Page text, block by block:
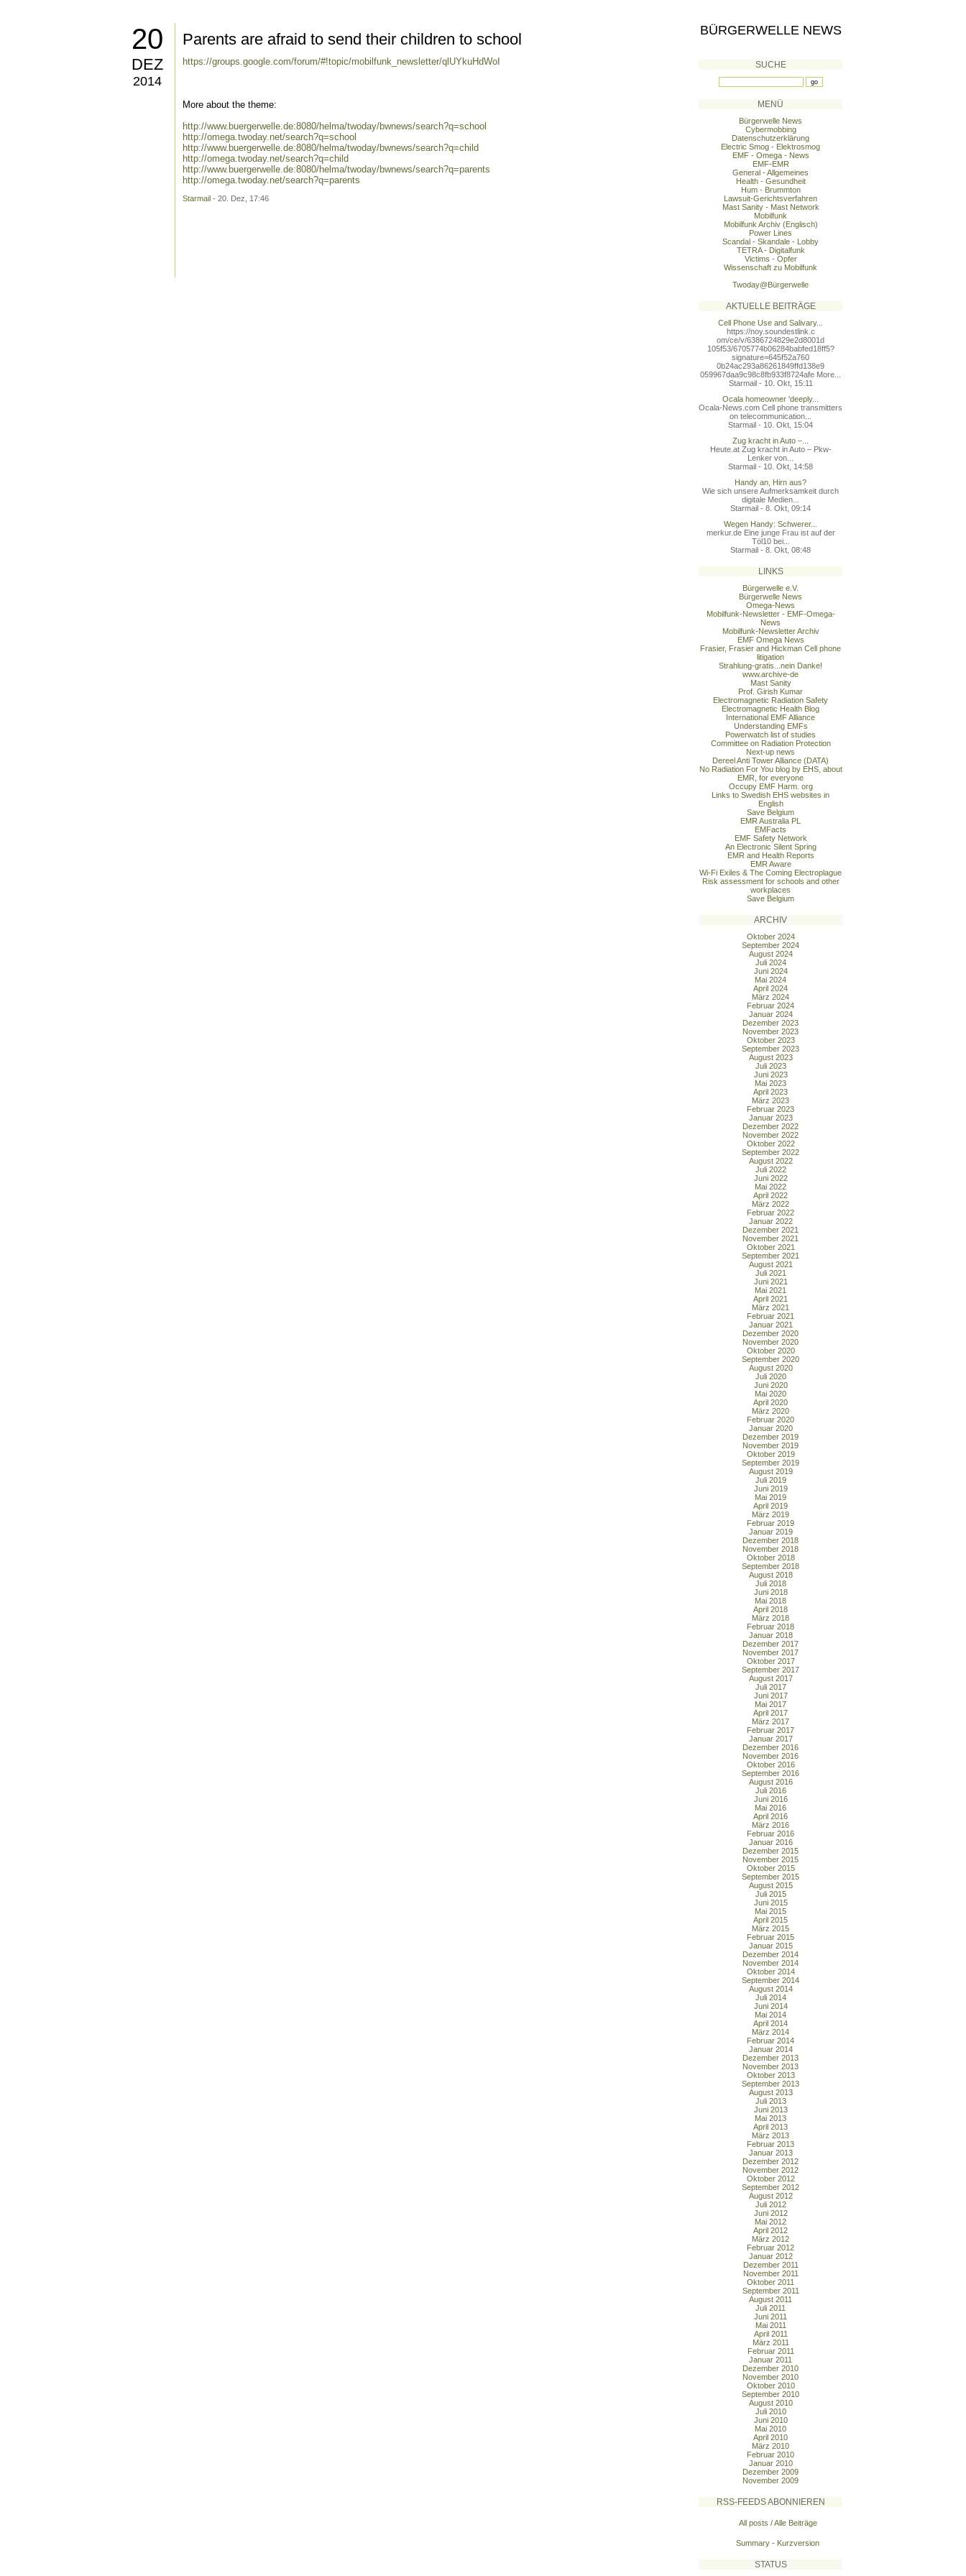
20
DEZ
2014
Parents are afraid to send their children to school
https://groups.google.com/forum/#!topic/mobilfunk_newsletter/qlUYkuHdWoI
More about the theme:
http://www.buergerwelle.de:8080/helma/twoday/bwnews/search?q=school
http://omega.twoday.net/search?q=school
http://www.buergerwelle.de:8080/helma/twoday/bwnews/search?q=child
http://omega.twoday.net/search?q=child
http://www.buergerwelle.de:8080/helma/twoday/bwnews/search?q=parents
http://omega.twoday.net/search?q=parents
Starmail - 20. Dez, 17:46
BÜRGERWELLE NEWS
SUCHE
MENÜ
Bürgerwelle News
Cybermobbing
Datenschutzerklärung
Electric Smog - Elektrosmog
EMF - Omega - News
EMF-EMR
General - Allgemeines
Health - Gesundheit
Hum - Brummton
Lawsuit-Gerichtsverfahren
Mast Sanity - Mast Network
Mobilfunk
Mobilfunk Archiv (Englisch)
Power Lines
Scandal - Skandale - Lobby
TETRA - Digitalfunk
Victims - Opfer
Wissenschaft zu Mobilfunk
Twoday@Bürgerwelle
AKTUELLE BEITRÄGE
Cell Phone Use and Salivary...
https://noy.soundestlink.c
om/ce/v/6386724829e2d8001d
105f53/6705774b06284babfed18ff5?
signature=645f52a760
0b24ac293a86261849ffd138e9
059967daa9c98c8fb933f8724afe More...
Starmail - 10. Okt, 15:11
Ocala homeowner 'deeply...
Ocala-News.com Cell phone transmitters
on telecommunication...
Starmail - 10. Okt, 15:04
Zug kracht in Auto –...
Heute.at Zug kracht in Auto – Pkw-
Lenker von...
Starmail - 10. Okt, 14:58
Handy an, Hirn aus?
Wie sich unsere Aufmerksamkeit durch
digitale Medien...
Starmail - 8. Okt, 09:14
Wegen Handy: Schwerer...
merkur.de Eine junge Frau ist auf der
Töl10 bei...
Starmail - 8. Okt, 08:48
LINKS
Bürgerwelle e.V.
Bürgerwelle News
Omega-News
Mobilfunk-Newsletter - EMF-Omega-
News
Mobilfunk-Newsletter Archiv
EMF Omega News
Frasier, Frasier and Hickman Cell phone
litigation
Strahlung-gratis...nein Danke!
www.archive-de
Mast Sanity
Prof. Girish Kumar
Electromagnetic Radiation Safety
Electromagnetic Health Blog
International EMF Alliance
Understanding EMFs
Powerwatch list of studies
Committee on Radiation Protection
Next-up news
Dereel Anti Tower Alliance (DATA)
No Radiation For You blog by EHS, about
EMR, for everyone
Occupy EMF Harm. org
Links to Swedish EHS websites in
English
Save Belgium
EMR Australia PL
EMFacts
EMF Safety Network
An Electronic Silent Spring
EMR and Health Reports
EMR Aware
Wi-Fi Exiles & The Coming Electroplague
Risk assessment for schools and other
workplaces
Save Belgium
ARCHIV
Oktober 2024
September 2024
August 2024
Juli 2024
Juni 2024
Mai 2024
April 2024
März 2024
Februar 2024
Januar 2024
Dezember 2023
November 2023
Oktober 2023
September 2023
August 2023
Juli 2023
Juni 2023
Mai 2023
April 2023
März 2023
Februar 2023
Januar 2023
Dezember 2022
November 2022
Oktober 2022
September 2022
August 2022
Juli 2022
Juni 2022
Mai 2022
April 2022
März 2022
Februar 2022
Januar 2022
Dezember 2021
November 2021
Oktober 2021
September 2021
August 2021
Juli 2021
Juni 2021
Mai 2021
April 2021
März 2021
Februar 2021
Januar 2021
Dezember 2020
November 2020
Oktober 2020
September 2020
August 2020
Juli 2020
Juni 2020
Mai 2020
April 2020
März 2020
Februar 2020
Januar 2020
Dezember 2019
November 2019
Oktober 2019
September 2019
August 2019
Juli 2019
Juni 2019
Mai 2019
April 2019
März 2019
Februar 2019
Januar 2019
Dezember 2018
November 2018
Oktober 2018
September 2018
August 2018
Juli 2018
Juni 2018
Mai 2018
April 2018
März 2018
Februar 2018
Januar 2018
Dezember 2017
November 2017
Oktober 2017
September 2017
August 2017
Juli 2017
Juni 2017
Mai 2017
April 2017
März 2017
Februar 2017
Januar 2017
Dezember 2016
November 2016
Oktober 2016
September 2016
August 2016
Juli 2016
Juni 2016
Mai 2016
April 2016
März 2016
Februar 2016
Januar 2016
Dezember 2015
November 2015
Oktober 2015
September 2015
August 2015
Juli 2015
Juni 2015
Mai 2015
April 2015
März 2015
Februar 2015
Januar 2015
Dezember 2014
November 2014
Oktober 2014
September 2014
August 2014
Juli 2014
Juni 2014
Mai 2014
April 2014
März 2014
Februar 2014
Januar 2014
Dezember 2013
November 2013
Oktober 2013
September 2013
August 2013
Juli 2013
Juni 2013
Mai 2013
April 2013
März 2013
Februar 2013
Januar 2013
Dezember 2012
November 2012
Oktober 2012
September 2012
August 2012
Juli 2012
Juni 2012
Mai 2012
April 2012
März 2012
Februar 2012
Januar 2012
Dezember 2011
November 2011
Oktober 2011
September 2011
August 2011
Juli 2011
Juni 2011
Mai 2011
April 2011
März 2011
Februar 2011
Januar 2011
Dezember 2010
November 2010
Oktober 2010
September 2010
August 2010
Juli 2010
Juni 2010
Mai 2010
April 2010
März 2010
Februar 2010
Januar 2010
Dezember 2009
November 2009
RSS-FEEDS ABONNIEREN
All posts / Alle Beiträge
Summary - Kurzversion
STATUS